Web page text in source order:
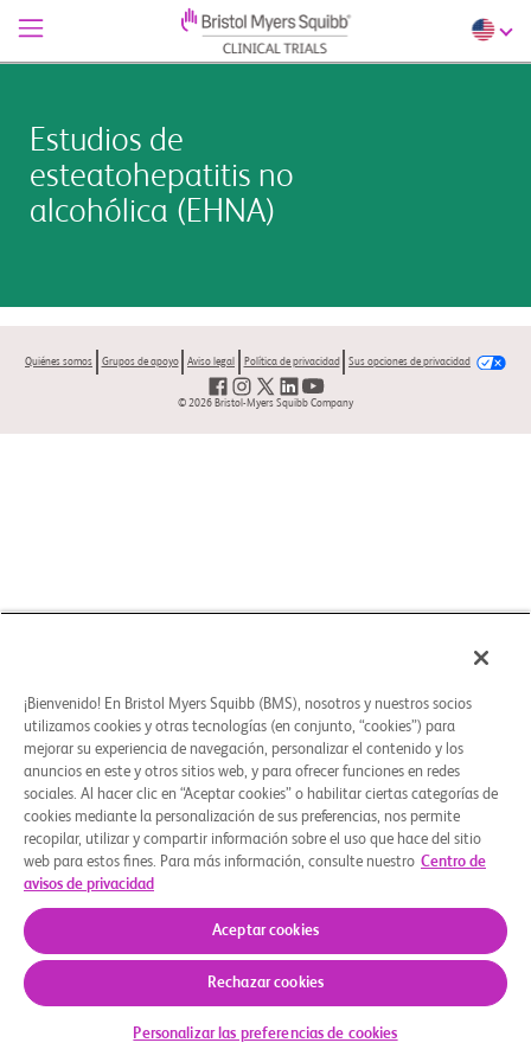
Estudios de
esteatohepatitis no
alcohólica (EHNA)
Quiénes somos Grupos de apoyo Aviso legal Política de privacidad Sus opciones de privacidad
© 2026 Bristol-Myers Squibb Company
¡Bienvenido! En Bristol Myers Squibb (BMS), nosotros y nuestros socios
utilizamos cookies y otras tecnologías (en conjunto, “cookies”) para
mejorar su experiencia de navegación, personalizar el contenido y los
anuncios en este y otros sitios web, y para ofrecer funciones en redes
sociales. Al hacer clic en “Aceptar cookies” o habilitar ciertas categorías de
cookies mediante la personalización de sus preferencias, nos permite
recopilar, utilizar y compartir información sobre el uso que hace del sitio
web para estos fines. Para más información, consulte nuestro Centro de
avisos de privacidad
Aceptar cookies
Rechazar cookies
Personalizar las preferencias de cookies